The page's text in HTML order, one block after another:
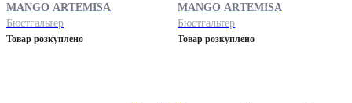
MANGO ARTEMISA
Бюстгальтер
Товар розкуплено
MANGO ARTEMISA
Бюстгальтер
Товар розкуплено